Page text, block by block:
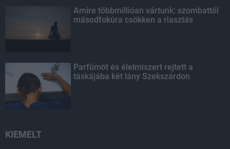
Amire többmillióan vártunk: szombattól
másodfokúra csökken a riasztás
Parfümöt és élelmiszert rejtett a
táskájába két lány Szekszárdon
KIEMELT